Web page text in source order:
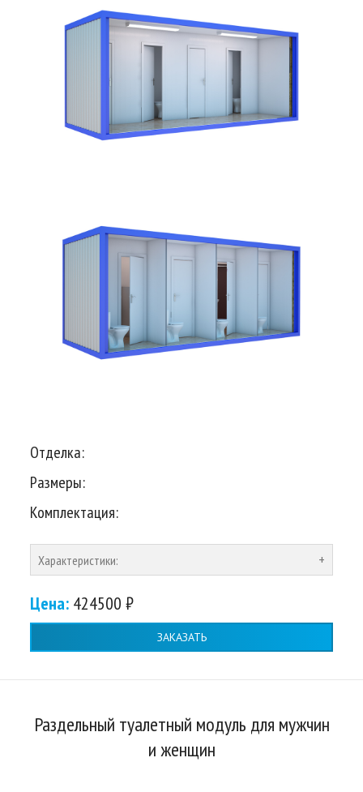
Отделка:
Размеры:
Комплектация:
Характеристики:
Цена: 424500 ₽
ЗАКАЗАТЬ
Раздельный туалетный модуль для мужчин
и женщин